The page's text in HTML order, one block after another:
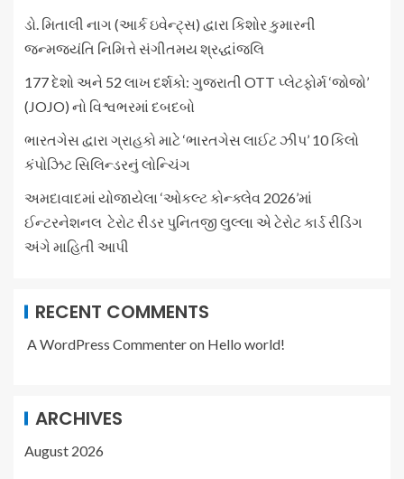
ડો. મિતાલી નાગ (આર્ક ઇવેન્ટ્સ) દ્વારા કિશોર કુમારની
જન્મજયંતિ નિમિત્તે સંગીતમય શ્રદ્ધાંજલિ
177 દેશો અને 52 લાખ દર્શકો: ગુજરાતી OTT પ્લેટફોર્મ ‘જોજો’
(JOJO) નો વિશ્વભરમાં દબદબો
ભારતગેસ દ્વારા ગ્રાહકો માટે ‘ભારતગેસ લાઈટ ઝીપ’ 10 કિલો
કંપોઝિટ સિલિન્ડરનું લોન્ચિંગ
અમદાવાદમાં યોજાયેલા ‘ઓકલ્ટ કોન્ક્લેવ 2026’માં
ઈન્ટરનેશનલ ટેરોટ રીડર પુનિતજી લુલ્લા એ ટેરોટ કાર્ડ રીડિંગ
અંગે માહિતી આપી
RECENT COMMENTS
A WordPress Commenteron Hello world!
ARCHIVES
August 2026